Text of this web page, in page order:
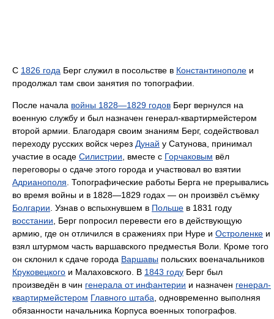
С 1826 года Берг служил в посольстве в Константинополе и
продолжал там свои занятия по топографии.
После начала войны 1828—1829 годов Берг вернулся на
военную службу и был назначен генерал-квартирмейстером
второй армии. Благодаря своим знаниям Берг, содействовал
переходу русских войск через Дунай у Сатунова, принимал
участие в осаде Силистрии , вместе с Горчаковым вёл
переговоры о сдаче этого города и участвовал во взятии
Адрианополя . Топографические работы Берга не прерывались
во время войны и в 1828—1829 годах — он произвёл съёмку
Болгарии . Узнав о вспыхнувшем в Польше в 1831 году
восстании , Берг попросил перевести его в действующую
армию, где он отличился в сражениях при Нуре и Остроленке и
взял штурмом часть варшавского предместья Воли. Кроме того
он склонил к сдаче города Варшавы польских военачальников
Круковецкого и Малаховского. В 1843 году Берг был
произведён в чин генерала от инфантерии и назначен генерал-
квартирмейстером Главного штаба , одновременно выполняя
обязанности начальника Корпуса военных топографов.